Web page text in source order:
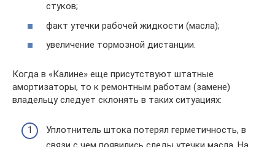
стуков;
факт утечки рабочей жидкости (масла);
увеличение тормозной дистанции.
Когда в «Калине» еще присутствуют штатные
амортизаторы, то к ремонтным работам (замене)
владельцу следует склонять в таких ситуациях:
Уплотнитель штока потерял герметичность, в